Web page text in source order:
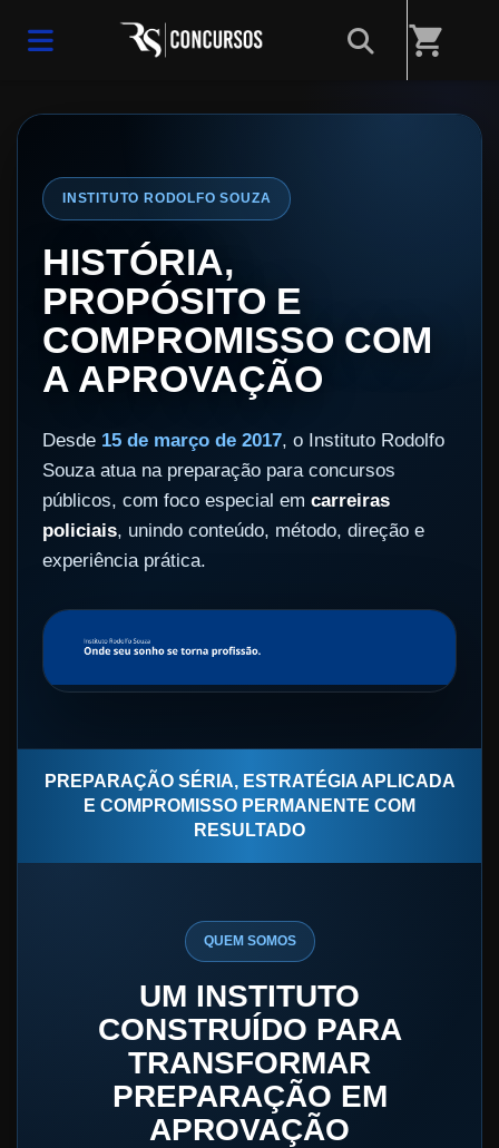
shopping_cart
Home
RS Concursos - A preparação que você precisa com a oferta
que você merece!
INSTITUTO RODOLFO SOUZA
HISTÓRIA,
PROPÓSITO E
COMPROMISSO COM
A APROVAÇÃO
Desde 15 de março de 2017, o Instituto Rodolfo
Souza atua na preparação para concursos
públicos, com foco especial em carreiras
policiais, unindo conteúdo, método, direção e
experiência prática.
PREPARAÇÃO SÉRIA, ESTRATÉGIA APLICADA
E COMPROMISSO PERMANENTE COM
RESULTADO
QUEM SOMOS
UM INSTITUTO
CONSTRUÍDO PARA
TRANSFORMAR
PREPARAÇÃO EM
APROVAÇÃO